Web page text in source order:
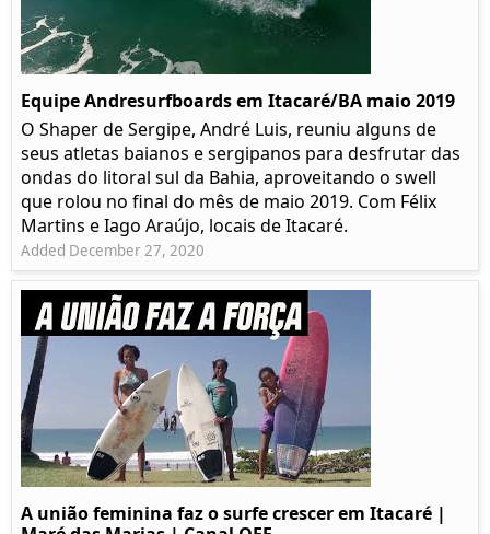
Equipe Andresurfboards em Itacaré/BA maio 2019
O Shaper de Sergipe, André Luis, reuniu alguns de
seus atletas baianos e sergipanos para desfrutar das
ondas do litoral sul da Bahia, aproveitando o swell
que rolou no final do mês de maio 2019. Com Félix
Martins e Iago Araújo, locais de Itacaré.
Added December 27, 2020
A união feminina faz o surfe crescer em Itacaré |